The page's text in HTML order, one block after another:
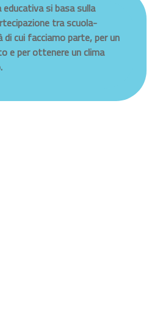
si basa sulla
tra scuola-
cui facciamo parte, per un
e per ottenere un clima